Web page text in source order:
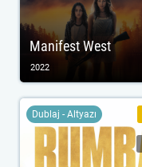
Manifest West
2022
Dublaj - Altyazı